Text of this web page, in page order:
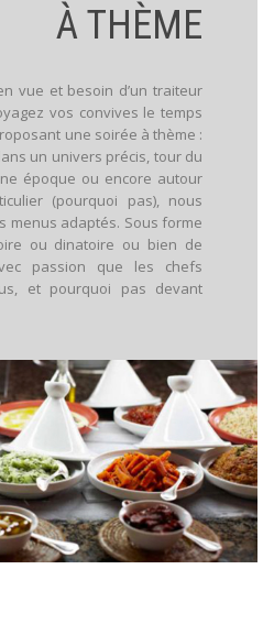
À THÈME
vue et besoin d’un traiteur
vos convives le temps
une soirée à thème :
un univers précis, tour du
époque ou encore autour
(pourquoi pas), nous
menus adaptés. Sous forme
ou dinatoire ou bien de
passion que les chefs
et pourquoi pas devant